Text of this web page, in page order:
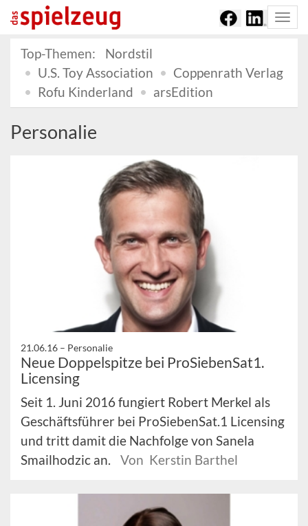
Top-Themen:
Nordstil
U.S. Toy Association
Coppenrath Verlag
Rofu Kinderland
arsEdition
Personalie
21.06.16 – Personalie
Neue Doppelspitze bei ProSiebenSat1.
Licensing
Seit 1. Juni 2016 fungiert Robert Merkel als
Geschäftsführer bei ProSiebenSat.1 Licensing
und tritt damit die Nachfolge von Sanela
Smailhodzic an.
Von Kerstin Barthel